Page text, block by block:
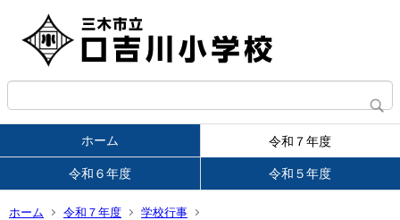
ホーム 令和７年度
令和６年度 令和５年度
ホーム 令和７年度
学校行事